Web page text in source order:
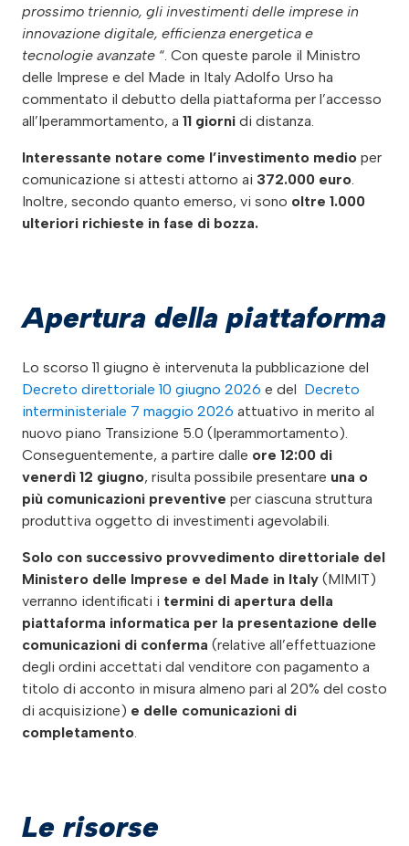
prossimo triennio, gli investimenti delle imprese in
innovazione digitale, efficienza energetica e
tecnologie avanzate “. Con queste parole il Ministro
delle Imprese e del Made in Italy Adolfo Urso ha
commentato il debutto della piattaforma per l’accesso
all’Iperammortamento, a 11 giorni di distanza.
Interessante notare come l’investimento medio per
comunicazione si attesti attorno ai 372.000 euro.
Inoltre, secondo quanto emerso, vi sono oltre 1.000
ulteriori richieste in fase di bozza.
Apertura della piattaforma
Lo scorso 11 giugno è intervenuta la pubblicazione del
Decreto direttoriale 10 giugno 2026 e del Decreto
interministeriale 7 maggio 2026 attuativo in merito al
nuovo piano Transizione 5.0 (Iperammortamento).
Conseguentemente, a partire dalle ore 12:00 di
venerdì 12 giugno, risulta possibile presentare una o
più comunicazioni preventive per ciascuna struttura
produttiva oggetto di investimenti agevolabili.
Solo con successivo provvedimento direttoriale del
Ministero delle Imprese e del Made in Italy (MIMIT)
verranno identificati i termini di apertura della
piattaforma informatica per la presentazione delle
comunicazioni di conferma (relative all’effettuazione
degli ordini accettati dal venditore con pagamento a
titolo di acconto in misura almeno pari al 20% del costo
di acquisizione) e delle comunicazioni di
completamento.
Le risorse